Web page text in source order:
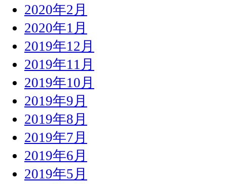
2020年2月
2020年1月
2019年12月
2019年11月
2019年10月
2019年9月
2019年8月
2019年7月
2019年6月
2019年5月